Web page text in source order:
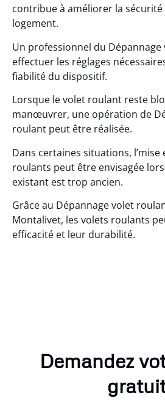
contribue à améliorer la
logement.
Un professionnel du
effectuer les réglages
fiabilité du dispositif.
Lorsque le volet roulant reste
manœuvrer, une opération de
roulant peut être réalisée.
Dans certaines situations, l’mise
roulants peut être envisagée
existant est trop ancien.
Grâce au Dépannage volet
Montalivet, les volets roulants
efficacité et leur durabilité.
Demandez